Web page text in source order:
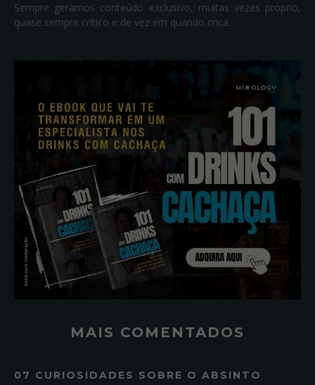
Sempre geramos conteúdo exclusivo, muitas vezes próprio,
quase sempre crítico e de vez em quando crica.
MAIS COMENTADOS
07 CURIOSIDADES SOBRE O ABSINTO